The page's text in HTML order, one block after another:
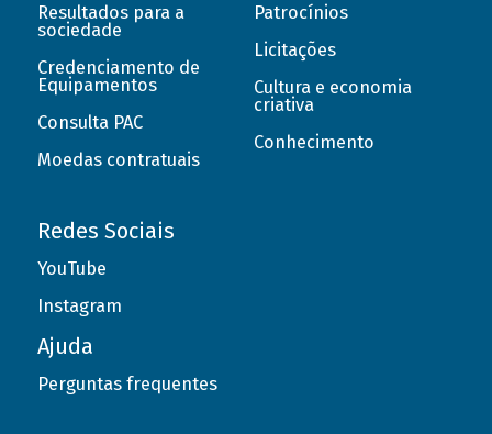
Resultados para a
sociedade
Credenciamento de
Equipamentos
Consulta PAC
Moedas contratuais
Patrocínios
Licitações
Cultura e economia
criativa
Conhecimento
Redes Sociais
YouTube
Instagram
Ajuda
Perguntas frequentes